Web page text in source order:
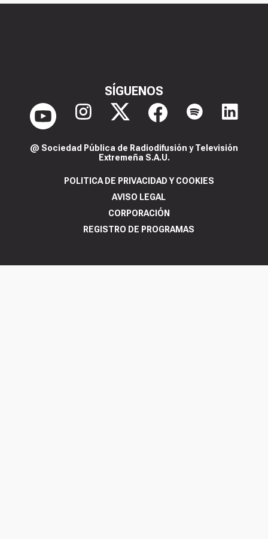
SÍGUENOS
@ Sociedad Pública de Radiodifusión y Televisión
Extremeña S.A.U.
POLITICA DE PRIVACIDAD Y COOKIES
AVISO LEGAL
CORPORACIÓN
REGISTRO DE PROGRAMAS